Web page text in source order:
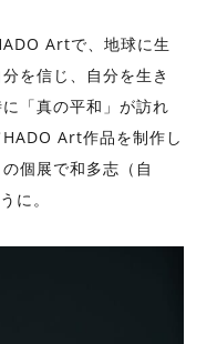
Artで、地球に生
を信じ、自分を生き
「真の平和」が訪れ
Art作品を制作し
個展で和多志（自
に。